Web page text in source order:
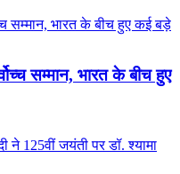
सम्मान, भारत के बीच हुए